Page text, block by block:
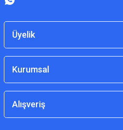
Üyelik
Kurumsal
Alışveriş